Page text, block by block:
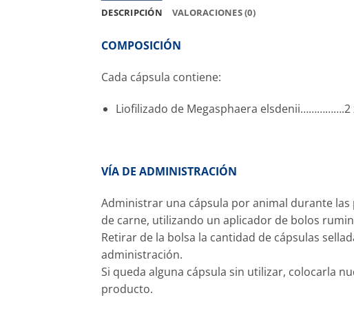
DESCRIPCIÓN VALORACIONES (0)
COMPOSICIÓN
Cada cápsula contiene:
Liofilizado de Megasphaera elsdenii…………….2
VÍA DE ADMINISTRACIÓN
Administrar una cápsula por animal durante
de carne, utilizando un aplicador de bolos
Retirar de la bolsa la cantidad de cápsulas
administración.
Si queda alguna cápsula sin utilizar, colocarla
producto.